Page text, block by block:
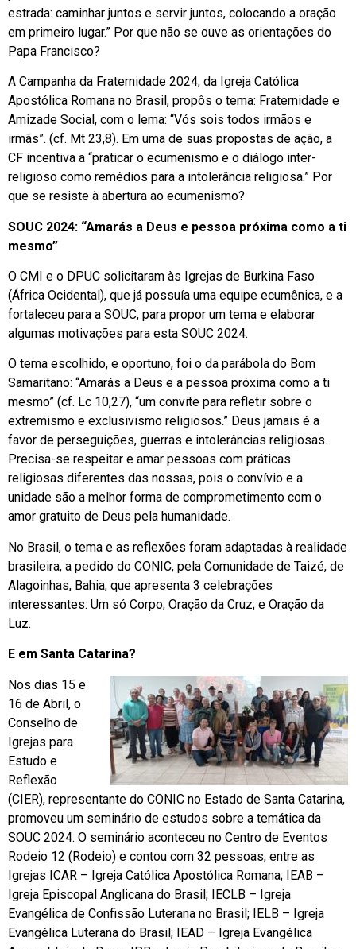
estrada: caminhar juntos e servir juntos, colocando a oração
em primeiro lugar.” Por que não se ouve as orientações do
Papa Francisco?
A Campanha da Fraternidade 2024, da Igreja Católica
Apostólica Romana no Brasil, propôs o tema: Fraternidade e
Amizade Social, com o lema: “Vós sois todos irmãos e
irmãs”. (cf. Mt 23,8). Em uma de suas propostas de ação, a
CF incentiva a “praticar o ecumenismo e o diálogo inter-
religioso como remédios para a intolerância religiosa.” Por
que se resiste à abertura ao ecumenismo?
SOUC 2024: “Amarás a Deus e pessoa próxima como a ti
mesmo”
O CMI e o DPUC solicitaram às Igrejas de Burkina Faso
(África Ocidental), que já possuía uma equipe ecumênica, e a
fortaleceu para a SOUC, para propor um tema e elaborar
algumas motivações para esta SOUC 2024.
O tema escolhido, e oportuno, foi o da parábola do Bom
Samaritano: “Amarás a Deus e a pessoa próxima como a ti
mesmo” (cf. Lc 10,27), “um convite para refletir sobre o
extremismo e exclusivismo religiosos.” Deus jamais é a
favor de perseguições, guerras e intolerâncias religiosas.
Precisa-se respeitar e amar pessoas com práticas
religiosas diferentes das nossas, pois o convívio e a
unidade são a melhor forma de comprometimento com o
amor gratuito de Deus pela humanidade.
No Brasil, o tema e as reflexões foram adaptadas à realidade
brasileira, a pedido do CONIC, pela Comunidade de Taizé, de
Alagoinhas, Bahia, que apresenta 3 celebrações
interessantes: Um só Corpo; Oração da Cruz; e Oração da
Luz.
E em Santa Catarina?
Nos dias 15 e
16 de Abril, o
Conselho de
Igrejas para
Estudo e
Reflexão
(CIER), representante do CONIC no Estado de Santa Catarina,
promoveu um seminário de estudos sobre a temática da
SOUC 2024. O seminário aconteceu no Centro de Eventos
Rodeio 12 (Rodeio) e contou com 32 pessoas, entre as
Igrejas ICAR – Igreja Católica Apostólica Romana; IEAB –
Igreja Episcopal Anglicana do Brasil; IECLB – Igreja
Evangélica de Confissão Luterana no Brasil; IELB – Igreja
Evangélica Luterana do Brasil; IEAD – Igreja Evangélica